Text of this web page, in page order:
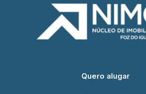
Quero alugar